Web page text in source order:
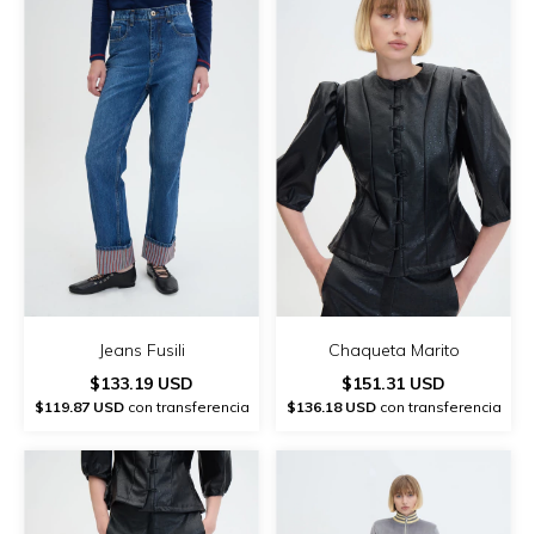
Jeans Fusili
$133.19 USD
$119.87 USDcon transferencia
Chaqueta Marito
$151.31 USD
$136.18 USDcon transferencia